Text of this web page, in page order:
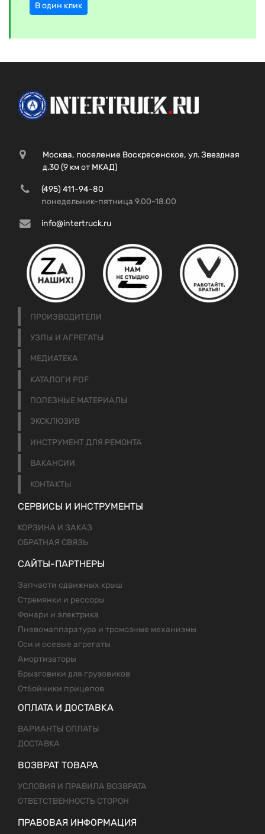
В один клик
Москва, поселение Воскресенское, ул. Звездная
д.30 (9 км от МКАД)
(495) 411-94-80
понедельник-пятница 9.00-18.00
info@intertruck.ru
ПРОИЗВОДИТЕЛИ
УЗЛЫ И АГРЕГАТЫ
МЕДИАТЕКА
КАТАЛОГИ PDF
ПОЛЕЗНЫЕ МАТЕРИАЛЫ
ЭКСКЛЮЗИВ
ИНСТРУМЕНТ ДЛЯ РЕМОНТА
ВАКАНСИИ
КОНТАКТЫ
СЕРВИСЫ И ИНСТРУМЕНТЫ
КОРЗИНА И ЗАКАЗ
ОБРАТНАЯ СВЯЗЬ
САЙТЫ-ПАРТНЕРЫ
Запчасти сдвижных крыш
Стремянки и рессоры
Фонари и электрика
Пневомаппаратура и тромозные механизмы
Оси и осевые агрегаты
Амортизаторы
Брызговики для грузовиков
Отбойники прицепов
ОПЛАТА И ДОСТАВКА
ВАРИАНТЫ ОПЛАТЫ
ДОСТАВКА
ВОЗВРАТ ТОВАРА
УСЛОВИЯ И ПРАВИЛА ВОЗВРАТА
ОТВЕТСТВЕННОСТЬ СТОРОН
ПРАВОВАЯ ИНФОРМАЦИЯ